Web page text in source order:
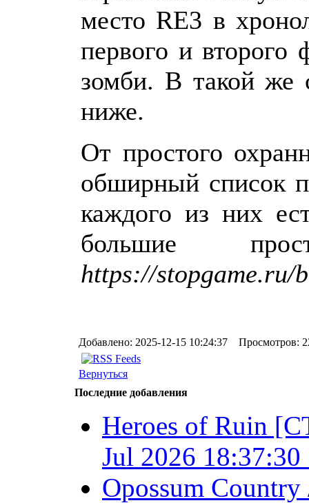
место RE3 в
первого и второго
зомби. В такой же
ниже.
От простого
обширный список
каждого из них
большие
https://stopgame.ru/
Добавлено: 2025-12-15 10:24:37 Просмотров:
Вернуться
Последние добавления
Heroes of Ruin
Jul 2026 18:37:30
Opossum